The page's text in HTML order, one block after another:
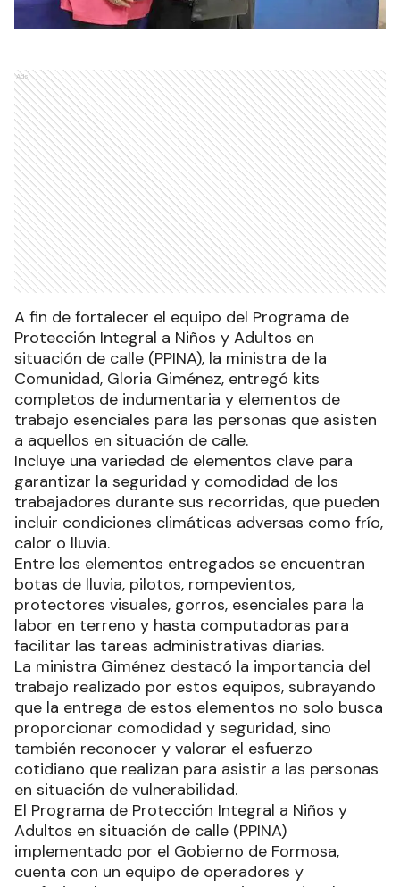
Ads
A fin de fortalecer el equipo del Programa de
Protección Integral a Niños y Adultos en
situación de calle (PPINA), la ministra de la
Comunidad, Gloria Giménez, entregó kits
completos de indumentaria y elementos de
trabajo esenciales para las personas que asisten
a aquellos en situación de calle.
Incluye una variedad de elementos clave para
garantizar la seguridad y comodidad de los
trabajadores durante sus recorridas, que pueden
incluir condiciones climáticas adversas como frío,
calor o lluvia.
Entre los elementos entregados se encuentran
botas de lluvia, pilotos, rompevientos,
protectores visuales, gorros, esenciales para la
labor en terreno y hasta computadoras para
facilitar las tareas administrativas diarias.
La ministra Giménez destacó la importancia del
trabajo realizado por estos equipos, subrayando
que la entrega de estos elementos no solo busca
proporcionar comodidad y seguridad, sino
también reconocer y valorar el esfuerzo
cotidiano que realizan para asistir a las personas
en situación de vulnerabilidad.
El Programa de Protección Integral a Niños y
Adultos en situación de calle (PPINA)
implementado por el Gobierno de Formosa,
cuenta con un equipo de operadores y